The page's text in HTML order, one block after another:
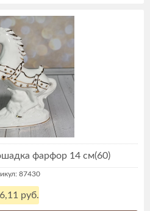
фарфор 14 см(60)
87430
руб.